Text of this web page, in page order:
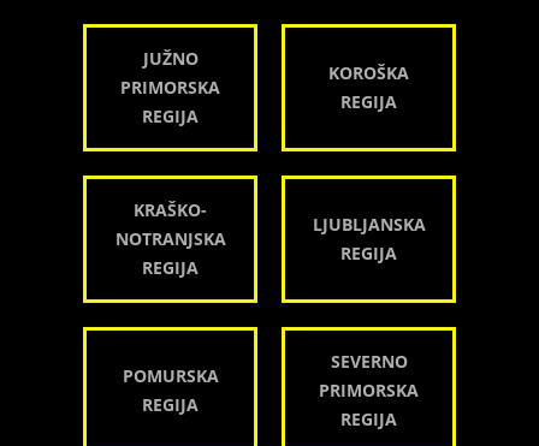
JUŽNO
PRIMORSKA
REGIJA
KOROŠKA
REGIJA
KRAŠKO-
NOTRANJSKA
REGIJA
LJUBLJANSKA
REGIJA
POMURSKA
REGIJA
SEVERNO
PRIMORSKA
REGIJA